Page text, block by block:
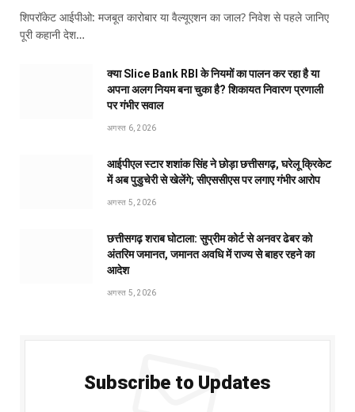
शिपरॉकेट आईपीओ: मजबूत कारोबार या वैल्यूएशन का जाल? निवेश से पहले जानिए
पूरी कहानी देश…
क्या Slice Bank RBI के नियमों का पालन कर रहा है या
अपना अलग नियम बना चुका है? शिकायत निवारण प्रणाली
पर गंभीर सवाल
अगस्त 6, 2026
आईपीएल स्टार शशांक सिंह ने छोड़ा छत्तीसगढ़, घरेलू क्रिकेट
में अब पुडुचेरी से खेलेंगे; सीएससीएस पर लगाए गंभीर आरोप
अगस्त 5, 2026
छत्तीसगढ़ शराब घोटाला: सुप्रीम कोर्ट से अनवर ढेबर को
अंतरिम जमानत, जमानत अवधि में राज्य से बाहर रहने का
आदेश
अगस्त 5, 2026
Subscribe to Updates